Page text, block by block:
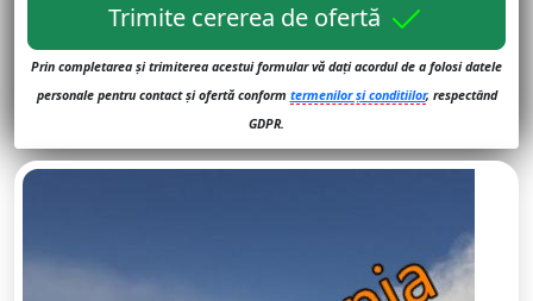
Trimite cererea de ofertă
Prin completarea și trimiterea acestui formular vă dați acordul de a folosi datele
personale pentru contact și ofertă conform termenilor și conditiilor, respectând
GDPR.